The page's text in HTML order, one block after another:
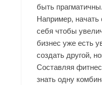
быть прагматичны.
Например, начать
себя чтобы
бизнес уже есть
создать другой,
Составляя
знать одну